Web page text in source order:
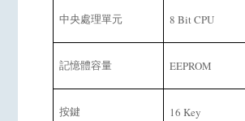
中央處理單元 8 Bit CPU
記憶體容量 EEPROM
按鍵 16 Key